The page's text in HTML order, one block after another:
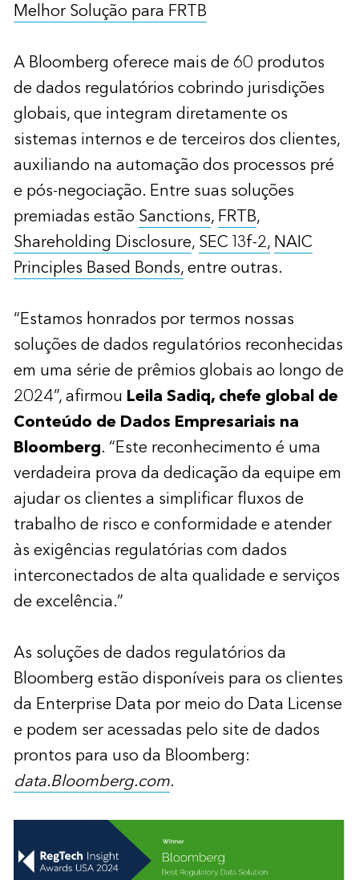
Melhor Solução para FRTB
A Bloomberg oferece mais de 60 produtos
de dados regulatórios cobrindo jurisdições
globais, que integram diretamente os
sistemas internos e de terceiros dos clientes,
auxiliando na automação dos processos pré
e pós-negociação. Entre suas soluções
premiadas estão Sanctions, FRTB,
Shareholding Disclosure, SEC 13f-2, NAIC
Principles Based Bonds,entre outras.
“Estamos honrados por termos nossas
soluções de dados regulatórios reconhecidas
em uma série de prêmios globais ao longo de
2024”, afirmou Leila Sadiq, chefe global de
Conteúdo de Dados Empresariais na
Bloomberg. “Este reconhecimento é uma
verdadeira prova da dedicação da equipe em
ajudar os clientes a simplificar fluxos de
trabalho de risco e conformidade e atender
às exigências regulatórias com dados
interconectados de alta qualidade e serviços
de excelência.”
As soluções de dados regulatórios da
Bloomberg estão disponíveis para os clientes
da Enterprise Data por meio do Data License
e podem ser acessadas pelo site de dados
prontos para uso da Bloomberg:
data.Bloomberg.com.